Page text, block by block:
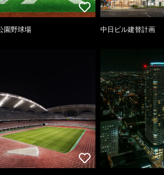
園野球場 中日ビル建替計画